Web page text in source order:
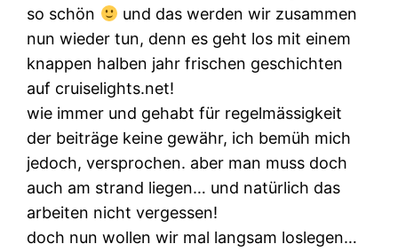
so schön
und das werden wir zusammen
nun wieder tun, denn es geht los mit einem
knappen halben jahr frischen geschichten
auf cruiselights.net!
wie immer und gehabt für regelmässigkeit
der beiträge keine gewähr, ich bemüh mich
jedoch, versprochen. aber man muss doch
auch am strand liegen… und natürlich das
arbeiten nicht vergessen!
doch nun wollen wir mal langsam loslegen…